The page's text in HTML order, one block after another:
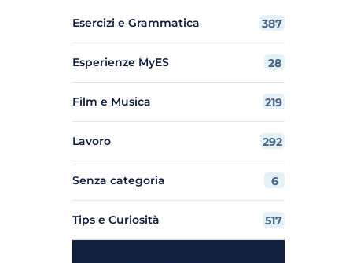
Esercizi e Grammatica 387
Esperienze MyES 28
Film e Musica 219
Lavoro 292
Senza categoria 6
Tips e Curiosità 517